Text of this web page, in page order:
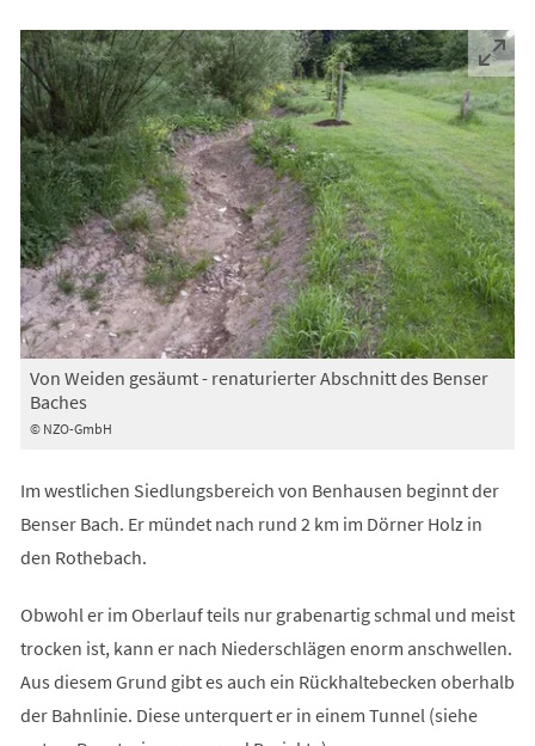
© NZO-GmbH
Von Weiden gesäumt - renaturierter Abschnitt des Benser
Baches
Im westlichen Siedlungsbereich von Benhausen beginnt der
Benser Bach. Er mündet nach rund 2 km im Dörner Holz in
den Rothebach.
Obwohl er im Oberlauf teils nur grabenartig schmal und meist
trocken ist, kann er nach Niederschlägen enorm anschwellen.
Aus diesem Grund gibt es auch ein Rückhaltebecken oberhalb
der Bahnlinie. Diese unterquert er in einem Tunnel (siehe